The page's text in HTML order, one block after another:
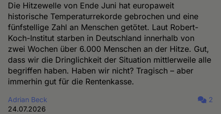
Die Hitzewelle von Ende Juni hat europaweit
historische Temperaturrekorde gebrochen und eine
fünfstellige Zahl an Menschen getötet. Laut Robert-
Koch-Institut starben in Deutschland innerhalb von
zwei Wochen über 6.000 Menschen an der Hitze. Gut,
dass wir die Dringlichkeit der Situation mittlerweile alle
begriffen haben. Haben wir nicht? Tragisch – aber
immerhin gut für die Rentenkasse.
Adrian Beck
24.07.2026
2